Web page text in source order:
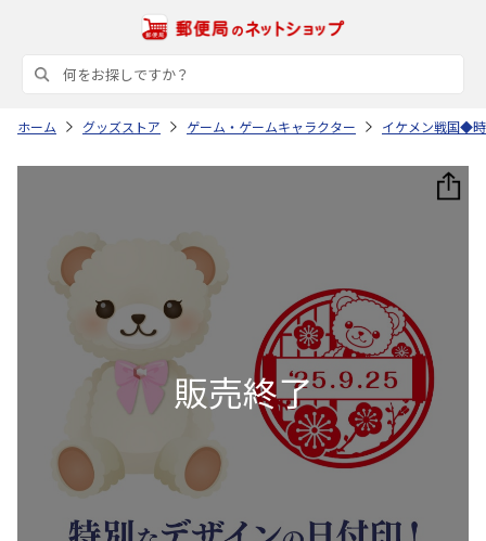
ホーム グッズストア ゲーム・ゲームキャラクター イケメン戦国◆